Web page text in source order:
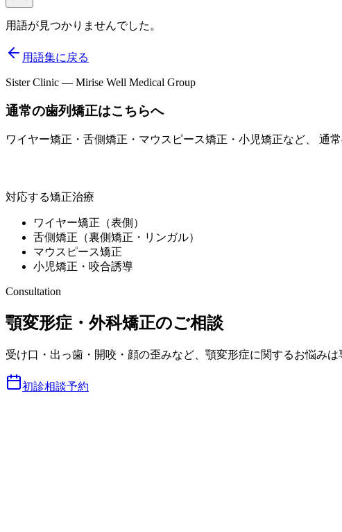
用語が見つかりませんでした。
用語集に戻る
Sister Clinic — Mirise Well Medical Group
通常の歯列矯正はこちらへ
ワイヤー矯正・舌側矯正・マウスピース矯正・小児矯正など、 通
対応する矯正治療
ワイヤー矯正（表側）
舌側矯正（裏側矯正・リンガル）
マウスピース矯正
小児矯正・咬合誘導
Consultation
顎変形症・外科矯正のご相談
受け口・出っ歯・開咬・顔の歪みなど、顎変形症に関するお悩み
初診相談予約